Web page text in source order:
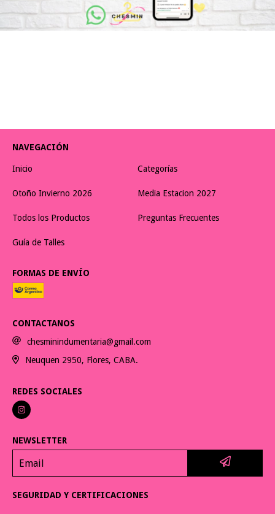
NAVEGACIÓN
Inicio Categorías
Otoño Invierno 2026 Media Estacion 2027
Todos los Productos Preguntas Frecuentes
Guía de Talles
FORMAS DE ENVÍO
CONTACTANOS
chesminindumentaria@gmail.com
Neuquen 2950, Flores, CABA.
REDES SOCIALES
NEWSLETTER
SEGURIDAD Y CERTIFICACIONES